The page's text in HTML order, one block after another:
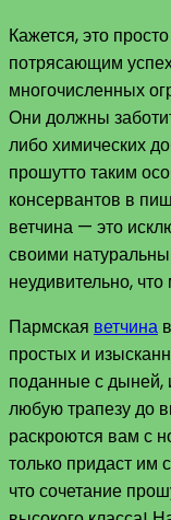
Кажется, это
потрясающим
многочисленных
Они должны
либо химических
прошутто таким
консервантов в
ветчина — это
своими
неудивительно,
Пармская ветчина
простых и
поданные с дыней,
любую трапезу до
раскроются вам с
только придаст им
что сочетание